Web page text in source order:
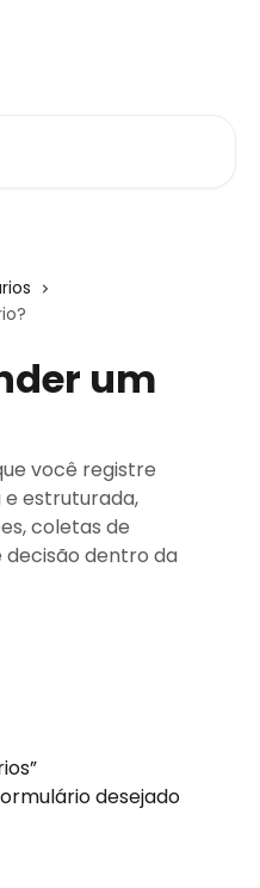
um
você registre
estruturada,
coletas de
dentro da
desejado